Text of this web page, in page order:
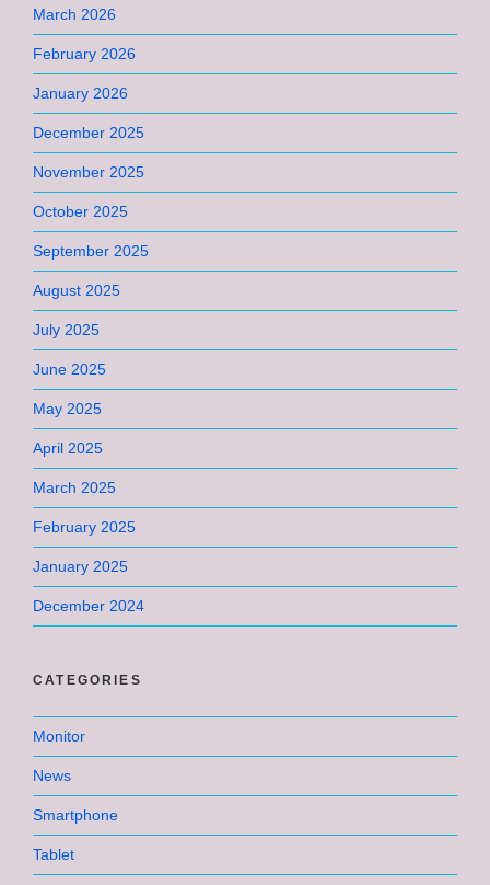
March 2026
February 2026
January 2026
December 2025
November 2025
October 2025
September 2025
August 2025
July 2025
June 2025
May 2025
April 2025
March 2025
February 2025
January 2025
December 2024
CATEGORIES
Monitor
News
Smartphone
Tablet